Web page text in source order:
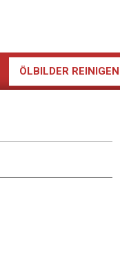
ÖLBILDER REINIGEN